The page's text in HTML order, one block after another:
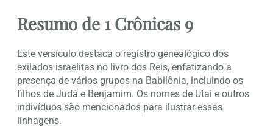
Resumo de 1 Crônicas 9
Este versículo destaca o registro genealógico dos
exilados israelitas no livro dos Reis, enfatizando a
presença de vários grupos na Babilônia, incluindo os
filhos de Judá e Benjamim. Os nomes de Utai e outros
indivíduos são mencionados para ilustrar essas
linhagens.